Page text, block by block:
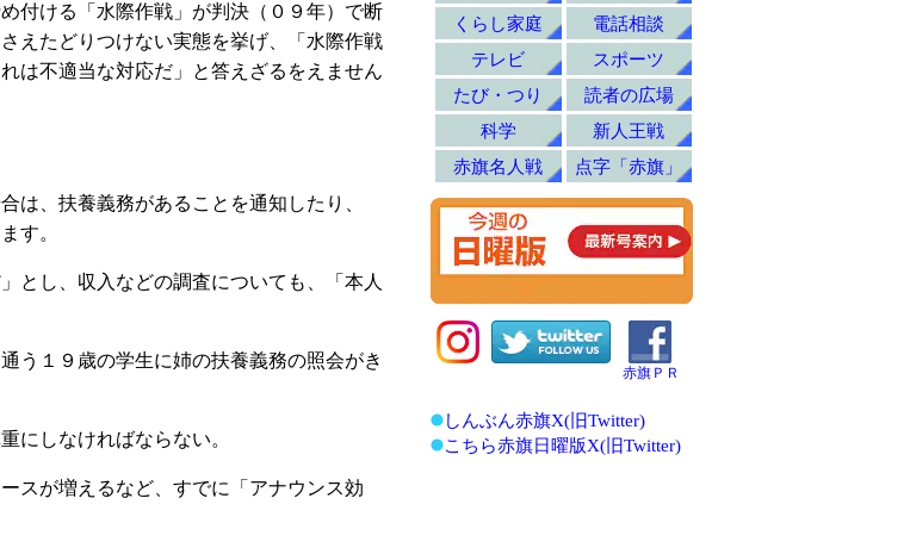
付ける「水際作戦」が判決（０９年）で断
えたどりつけない実態を挙げ、「水際作戦
は不適当な対応だ」と答えざるをえません
、扶養義務があることを通知したり、
す。
とし、収入などの調査についても、「本人
１９歳の学生に姉の扶養義務の照会がき
しなければならない。
が増えるなど、すでに「アナウンス効
くらし家庭
電話相談
テレビ
スポーツ
たび・つり
読者の広場
科学
新人王戦
赤旗名人戦
点字「赤旗」
赤旗ＰＲ
しんぶん赤旗X(旧Twitter)
こちら赤旗日曜版X(旧Twitter)